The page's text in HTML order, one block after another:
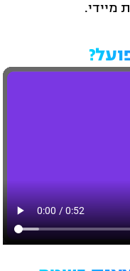
מיידי.